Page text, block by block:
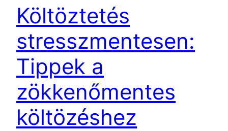
Költöztetés
stresszmentesen:
Tippek a
zökkenőmentes
költözéshez